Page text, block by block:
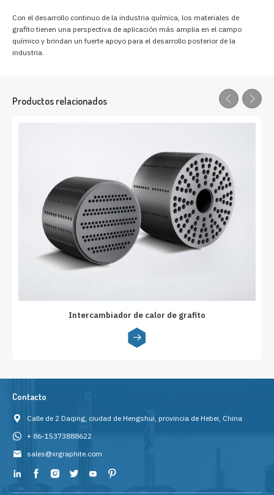
Con el desarrollo continuo de la industria química, los materiales de
grafito tienen una perspectiva de aplicación más amplia en el campo
químico y brindan un fuerte apoyo para el desarrollo posterior de la
industria.
Productos relacionados
Intercambiador de calor de grafito
Contacto
Calle de 2 Daqing, ciudad de Hengshui, provincia de Hebei, China
+ 86-15373888622
sales@xrgraphite.com